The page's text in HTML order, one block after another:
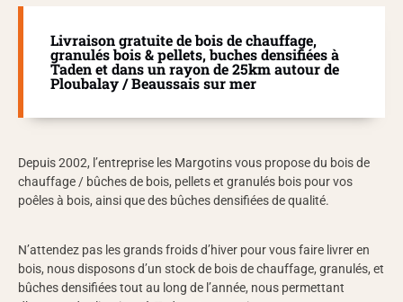
Livraison gratuite de bois de chauffage,
granulés bois & pellets, buches densifiées à
Taden et dans un rayon de 25km autour de
Ploubalay / Beaussais sur mer
Depuis 2002, l’entreprise les Margotins vous propose du bois de
chauffage / bûches de bois, pellets et granulés bois pour vos
poêles à bois, ainsi que des bûches densifiées de qualité.
N’attendez pas les grands froids d’hiver pour vous faire livrer en
bois, nous disposons d’un stock de bois de chauffage, granulés, et
bûches densifiées tout au long de l’année, nous permettant